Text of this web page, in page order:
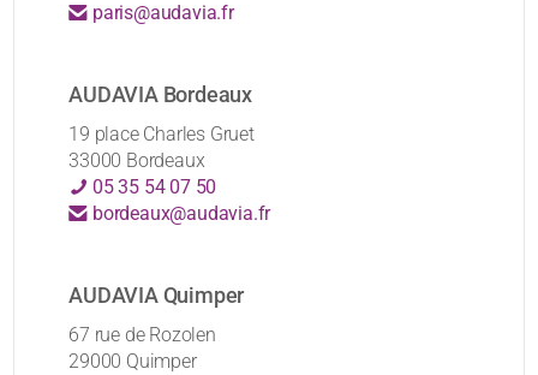
paris@audavia.fr
AUDAVIA Bordeaux
19 place Charles Gruet
33000 Bordeaux
05 35 54 07 50
bordeaux@audavia.fr
AUDAVIA Quimper
67 rue de Rozolen
29000 Quimper